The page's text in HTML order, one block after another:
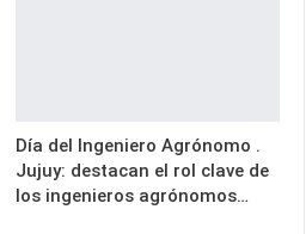
Día del Ingeniero Agrónomo .
Jujuy: destacan el rol clave de
los ingenieros agrónomos…